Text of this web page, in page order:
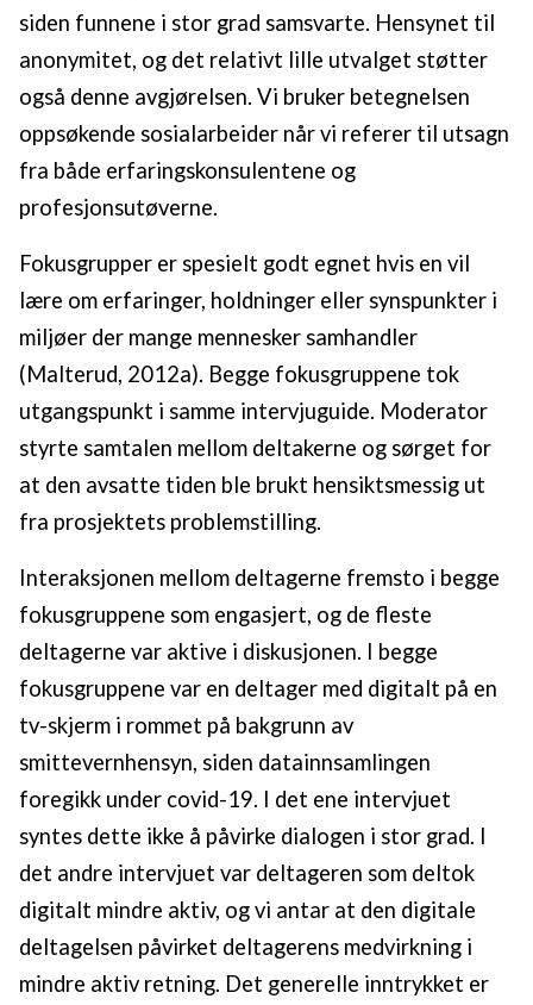
siden funnene i stor grad samsvarte. Hensynet til
anonymitet, og det relativt lille utvalget støtter
også denne avgjørelsen. Vi bruker betegnelsen
oppsøkende sosialarbeider når vi referer til utsagn
fra både erfaringskonsulentene og
profesjonsutøverne.
Fokusgrupper er spesielt godt egnet hvis en vil
lære om erfaringer, holdninger eller synspunkter i
miljøer der mange mennesker samhandler
(Malterud, 2012a). Begge fokusgruppene tok
utgangspunkt i samme intervjuguide. Moderator
styrte samtalen mellom deltakerne og sørget for
at den avsatte tiden ble brukt hensiktsmessig ut
fra prosjektets problemstilling.
Interaksjonen mellom deltagerne fremsto i begge
fokusgruppene som engasjert, og de fleste
deltagerne var aktive i diskusjonen. I begge
fokusgruppene var en deltager med digitalt på en
tv-skjerm i rommet på bakgrunn av
smittevernhensyn, siden datainnsamlingen
foregikk under covid-19. I det ene intervjuet
syntes dette ikke å påvirke dialogen i stor grad. I
det andre intervjuet var deltageren som deltok
digitalt mindre aktiv, og vi antar at den digitale
deltagelsen påvirket deltagerens medvirkning i
mindre aktiv retning. Det generelle inntrykket er